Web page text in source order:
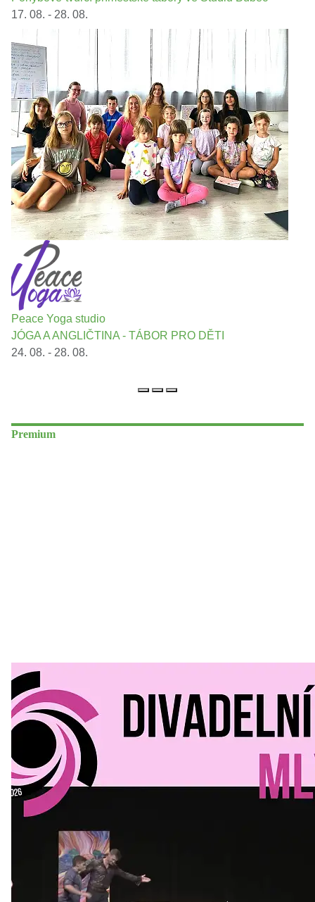
17. 08. - 28. 08.
Peace Yoga studio
JÓGA A ANGLIČTINA - TÁBOR PRO DĚTI
24. 08. - 28. 08.
Premium
Divadelní Mlýn 30. 07. 2026
Kultura a volný čas
Divadelní mlýn. 15. až 18. října KD
MLEJN. Vstupenky již v prodeji.
Přijďte na přátelský festival divadla a inspirace 15. až 18.
října 2026 Vstupenky již v prodeji na GOOUT -
https://divadelnimlyn.cz/vstupenky Představ si čtyři dny